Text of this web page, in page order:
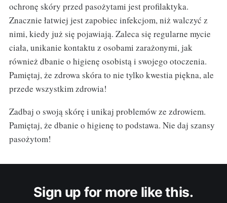
ochronę skóry przed pasożytami jest profilaktyka.
Znacznie łatwiej jest zapobiec infekcjom, niż walczyć z
nimi, kiedy już się pojawiają. Zaleca się regularne mycie
ciała, unikanie kontaktu z osobami zarażonymi, jak
również dbanie o higienę osobistą i swojego otoczenia.
Pamiętaj, że zdrowa skóra to nie tylko kwestia piękna, ale
przede wszystkim zdrowia!
Zadbaj o swoją skórę i unikaj problemów ze zdrowiem.
Pamiętaj, że dbanie o higienę to podstawa. Nie daj szansy
pasożytom!
Sign up for more like this.